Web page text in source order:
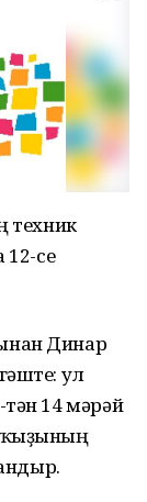
техник
12-се
Динар
ул
14 мәрәй
ҡыҙының